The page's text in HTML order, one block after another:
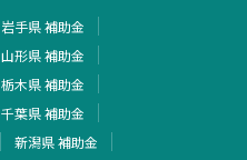
岩手県 補助金
山形県 補助金
栃木県 補助金
千葉県 補助金
新潟県 補助金